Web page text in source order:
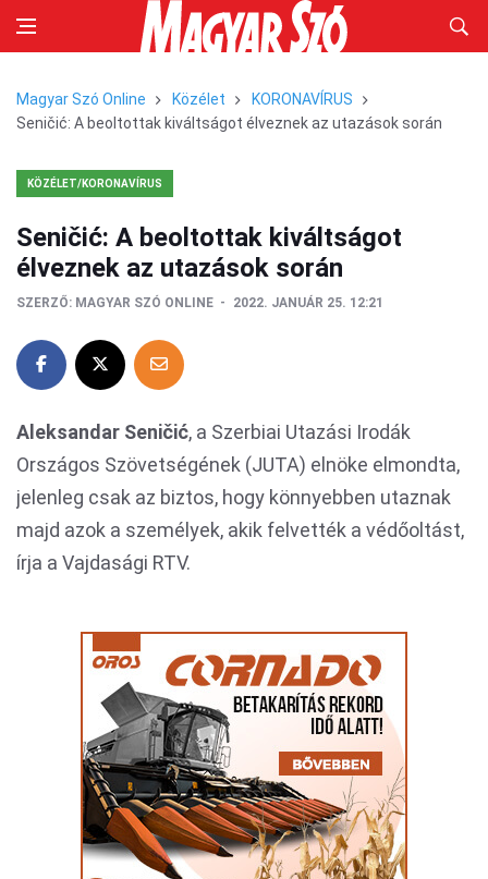
Magyar Szó Online Közélet
KORONAVÍRUS
Seničić: A beoltottak kiváltságot élveznek az utazások során
KÖZÉLET/KORONAVÍRUS
Seničić: A beoltottak kiváltságot
élveznek az utazások során
SZERZŐ: MAGYAR SZÓ ONLINE 2022. JANUÁR 25. 12:21
Aleksandar Seničić, a Szerbiai Utazási Irodák
Országos Szövetségének (JUTA) elnöke elmondta,
jelenleg csak az biztos, hogy könnyebben utaznak
majd azok a személyek, akik felvették a védőoltást,
írja a Vajdasági RTV.